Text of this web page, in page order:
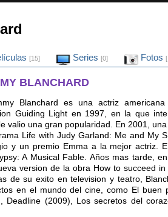
[15] Series [0] Fotos
BLANCHARD
Blanchard es una actriz
Guiding Light en 1997, en la que
valio una gran popularidad. En 2001,
Life with Judy Garland: Me and My
y un premio Emma a la mejor actriz.
A Musical Fable. Años mas tarde,
version de la obra How to succeed in
de su exito en television y teatro,
en el mundo del cine, como El buen
Deadline (2009), Los secretos del